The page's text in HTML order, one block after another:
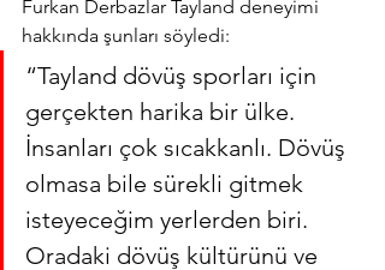
Furkan Derbazlar Tayland deneyimi
hakkında şunları söyledi:
“Tayland dövüş sporları için
gerçekten harika bir ülke.
İnsanları çok sıcakkanlı. Dövüş
olmasa bile sürekli gitmek
isteyeceğim yerlerden biri.
Oradaki dövüş kültürünü ve